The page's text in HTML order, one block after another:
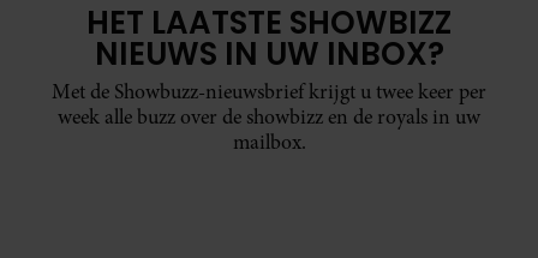
HET LAATSTE SHOWBIZZ
NIEUWS IN UW INBOX?
Met de Showbuzz-nieuwsbrief krijgt u twee keer per
week alle buzz over de showbizz en de royals in uw
mailbox.